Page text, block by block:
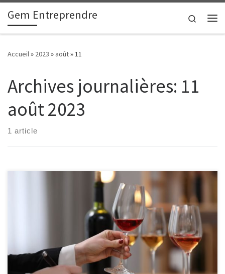
Passer au contenu
Gem Entreprendre
Search
Accueil» 2023 » août»11
Archives journalières: 11
août 2023
1 article
Le métier d’oenologue n’est pas une mince affaire et pour y
parvenir, il faut tout un parcours. Rien que sur le plan
étymologique, « oenologue » veut dire « celui qui possède la
science du vin », ce qui montre d’ores et déjà combien une
profonde connaissance du domaine est […]